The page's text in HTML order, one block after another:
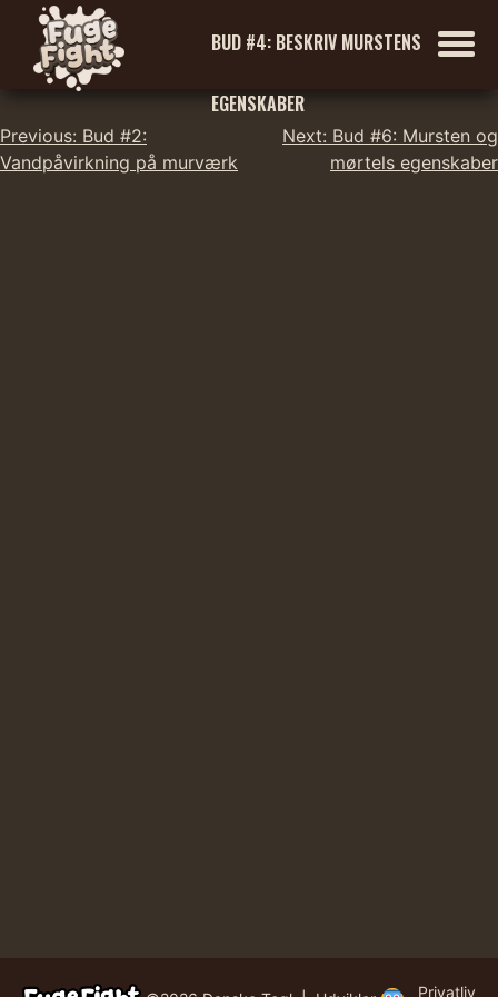
Skip
to
BUD #4: BESKRIV MURSTENS
EGENSKABER
Indlægsnavigation
Previous: Bud #2:
Vandpåvirkning på murværk
Next: Bud #6: Mursten og
mørtels egenskaber
Privatliv